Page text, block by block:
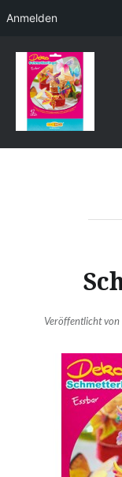
Kerstin
Veröffentlicht von
Anmelden